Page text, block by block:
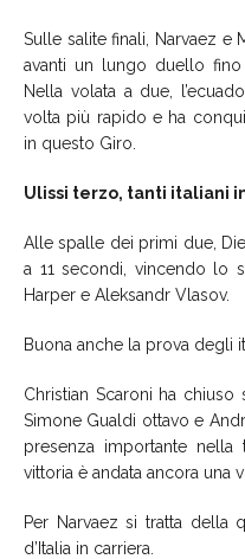
Sulle salite finali, Narvaez e
avanti un lungo duello
Nella volata a due,
volta più rapido e ha
in questo Giro.
Ulissi terzo, tanti italiani
Alle spalle dei primi due,
a 11 secondi, vincendo lo
Harper e Aleksandr Vlasov.
Buona anche la prova degli
Christian Scaroni ha
Simone Gualdi ottavo e
presenza importante
vittoria è andata ancora una
Per Narvaez si tratta della
d’Italia in carriera.